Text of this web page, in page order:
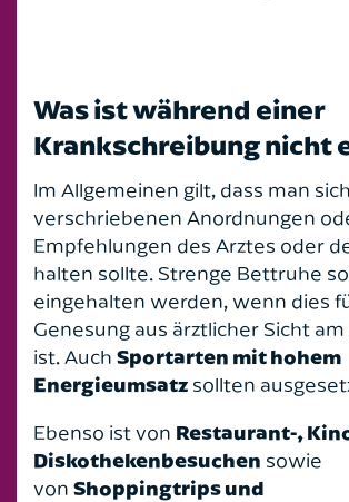
Was ist während einer
Krankschreibung nicht
Im Allgemeinen gilt, dass man
verschriebenen Anordnungen
Empfehlungen des Arztes oder
halten sollte. Strenge Bettruhe
eingehalten werden, wenn dies
Genesung aus ärztlicher Sicht
ist. Auch Sportarten mit hohem
Energieumsatz sollten
Ebenso ist von Restaurant-,
Diskothekenbesuchen sowie
von Shoppingtrips und